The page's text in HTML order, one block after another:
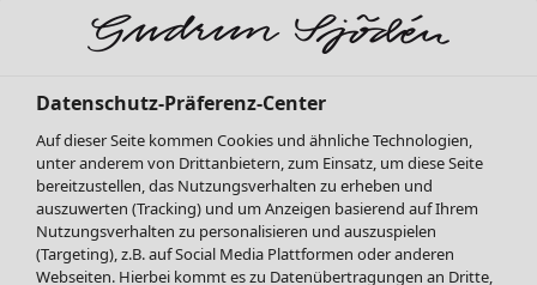
SALE Mode
Alle anzeigen
Kleider
Tuniken
Blusen
Datenschutz-Präferenz-Center
Auf dieser Seite kommen Cookies und ähnliche Technologien,
unter anderem von Drittanbietern, zum Einsatz, um diese Seite
bereitzustellen, das Nutzungsverhalten zu erheben und
auszuwerten (Tracking) und um Anzeigen basierend auf Ihrem
Nutzungsverhalten zu personalisieren und auszuspielen
(Targeting), z.B. auf Social Media Plattformen oder anderen
Webseiten. Hierbei kommt es zu Datenübertragungen an Dritte,